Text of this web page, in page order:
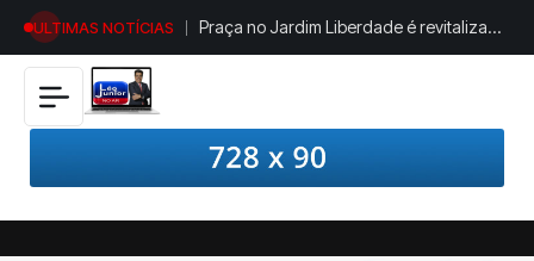
ULTIMAS NOTÍCIAS
Praça no Jardim Liberdade é revitalizada
com novos espaços de lazer e